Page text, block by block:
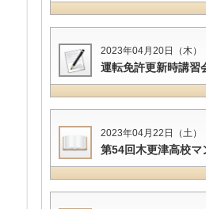
2023年04月20日（木）
運転免許更新時講習
2023年04月22日（土）
第54回木更津高校